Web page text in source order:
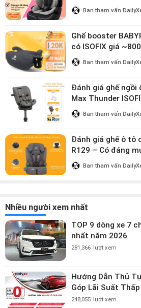
10 tuổi
Ban tham vấn
Ghế booster
có ISOFIX giá
mua?
Ban tham vấn
Đánh giá ghế ngồi
Max Thunder
dùng đến 12 năm”
triệu?
Ban tham vấn
Đánh giá ghế ô tô
R129 – Có đáng
triệu?
Ban tham vấn
Nhiều người xem nhất
TOP 9 dòng xe 7
nhất năm 2026
281,366 lượt xem
Hướng Dẫn Thủ
Góp Lãi Suất
248,055 lượt xem